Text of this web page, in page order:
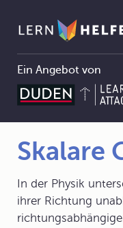
Ein Angebot von
1 Die Physik - eine Naturwissenschaft 1.2 Denk- und Arbeitsweisen der Physik
Skalare
In der Physik
ihrer Richtung